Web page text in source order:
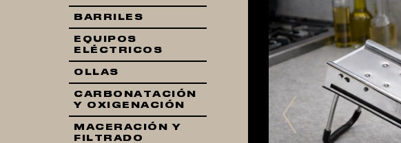
BARRILES
EQUIPOS
ELÉCTRICOS
OLLAS
CARBONATACIÓN
Y OXIGENACIÓN
MACERACIÓN Y
FILTRADO
Previous